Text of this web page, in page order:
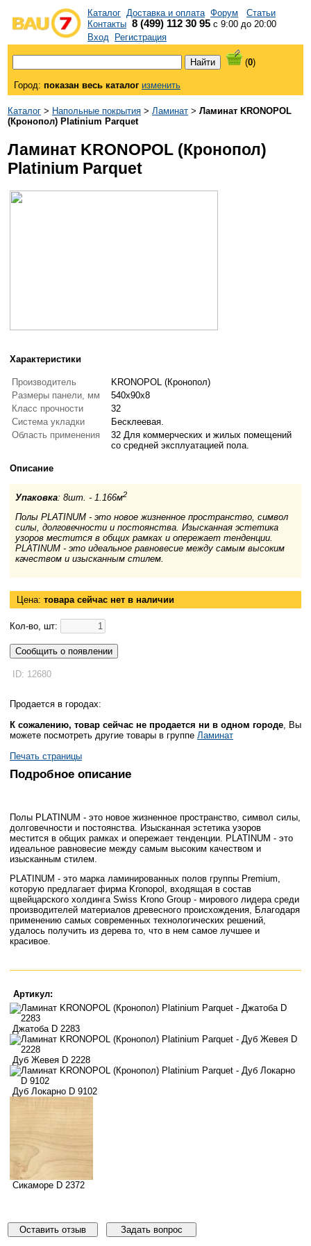
Каталог Доставка и оплата Форум
Статьи
Контакты 8 (499) 112 30 95 с 9:00 до 20:00
Вход
Регистрация
(0)
Город: показан весь каталог изменить
Каталог > Напольные покрытия > Ламинат > Ламинат KRONOPOL
(Кронопол) Platinium Parquet
Ламинат KRONOPOL (Кронопол)
Platinium Parquet
Характеристики
Производитель
KRONOPOL (Кронопол)
Размеры панели, мм
540x90x8
Класс прочности
32
Система укладки
Бесклеевая.
Область применения
32 Для коммерческих и жилых помещений
со средней эксплуатацией пола.
Описание
Упаковка: 8шт. - 1.166м2
Полы PLATINUM - это новое жизненное пространство, символ
силы, долговечности и постоянства. Изысканная эстетика
узоров местится в общих рамках и опережает тенденции.
PLATINUM - это идеальное равновесие между самым высоким
качеством и изысканным стилем.
Цена: товара сейчас нет в наличии
Кол-во, шт:
Сообщить о появлении
ID: 12680
Продается в городах:
К сожалению, товар сейчас не продается ни в одном городе, Вы
можете посмотреть другие товары в группе Ламинат
Печать страницы
Подробное описание
Полы PLATINUM - это новое жизненное пространство, символ силы,
долговечности и постоянства. Изысканная эстетика узоров
местится в общих рамках и опережает тенденции. PLATINUM - это
идеальное равновесие между самым высоким качеством и
изысканным стилем.
PLATINUM - это марка ламинированных полов группы Premium,
которую предлагает фирма Kronopol, входящая в состав
щвейцарского холдинга Swiss Krono Group - мирового лидера среди
производителей материалов древесного происхождения, Благодаря
применению самых современных технологических решений,
удалось получить из дерева то, что в нем самое лучшее и
красивое.
Артикул:
Джатоба D 2283
Дуб Жевея D 2228
Дуб Локарно D 9102
Сикаморе D 2372
Оставить отзыв Задать вопрос